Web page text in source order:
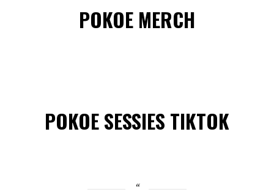
POKOE MERCH
POKOE SESSIES TIKTOK